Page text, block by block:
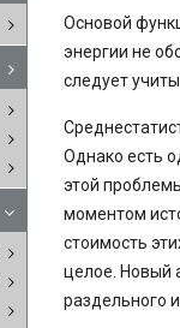
Основой
энергии не
следует
Однако есть
этой
моментом
стоимость
целое. Новый
раздельного